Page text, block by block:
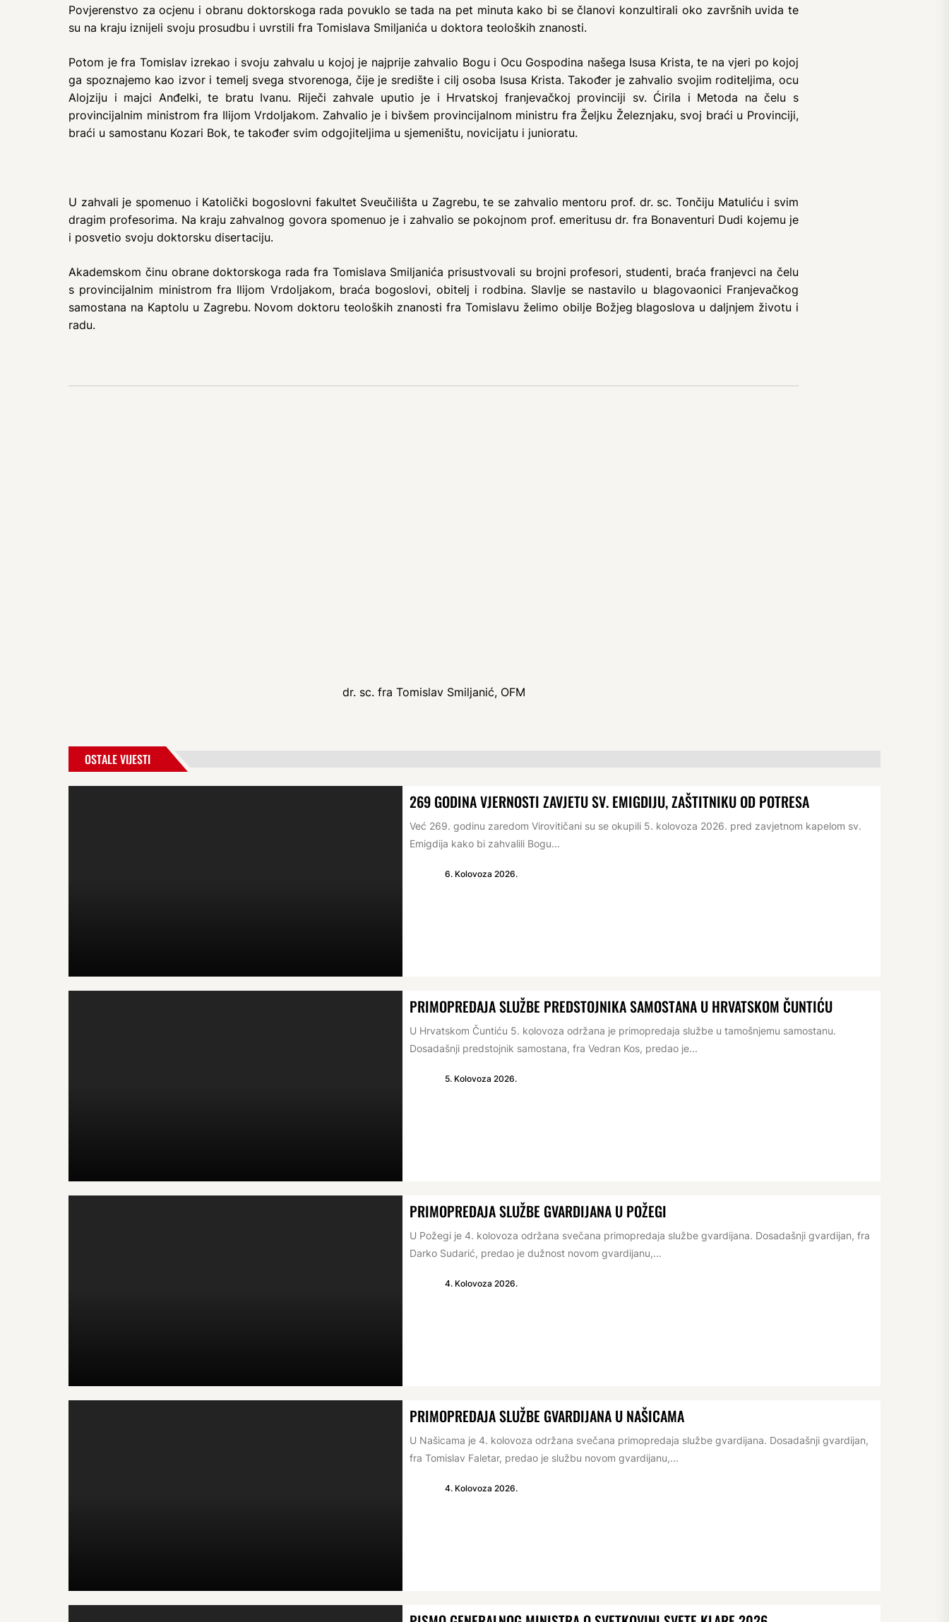
Povjerenstvo za ocjenu i obranu doktorskoga rada povuklo se tada na pet minuta kako bi se članovi konzultirali oko završnih uvida te
su na kraju iznijeli svoju prosudbu i uvrstili fra Tomislava Smiljanića u doktora teoloških znanosti.
Potom je fra Tomislav izrekao i svoju zahvalu u kojoj je najprije zahvalio Bogu i Ocu Gospodina našega Isusa Krista, te na vjeri po kojoj
ga spoznajemo kao izvor i temelj svega stvorenoga, čije je središte i cilj osoba Isusa Krista. Također je zahvalio svojim roditeljima, ocu
Alojziju i majci Anđelki, te bratu Ivanu. Riječi zahvale uputio je i Hrvatskoj franjevačkoj provinciji sv. Ćirila i Metoda na čelu s
provincijalnim ministrom fra Ilijom Vrdoljakom. Zahvalio je i bivšem provincijalnom ministru fra Željku Železnjaku, svoj braći u Provinciji,
braći u samostanu Kozari Bok, te također svim odgojiteljima u sjemeništu, novicijatu i junioratu.
U zahvali je spomenuo i Katolički bogoslovni fakultet Sveučilišta u Zagrebu, te se zahvalio mentoru prof. dr. sc. Tončiju Matuliću i svim
dragim profesorima. Na kraju zahvalnog govora spomenuo je i zahvalio se pokojnom prof. emeritusu dr. fra Bonaventuri Dudi kojemu je
i posvetio svoju doktorsku disertaciju.
Akademskom činu obrane doktorskoga rada fra Tomislava Smiljanića prisustvovali su brojni profesori, studenti, braća franjevci na čelu
s provincijalnim ministrom fra Ilijom Vrdoljakom, braća bogoslovi, obitelj i rodbina. Slavlje se nastavilo u blagovaonici Franjevačkog
samostana na Kaptolu u Zagrebu. Novom doktoru teoloških znanosti fra Tomislavu želimo obilje Božjeg blagoslova u daljnjem životu i
radu.
dr. sc. fra Tomislav Smiljanić, OFM
OSTALE VIJESTI
269 GODINA VJERNOSTI ZAVJETU SV. EMIGDIJU, ZAŠTITNIKU OD POTRESA
Već 269. godinu zaredom Virovitičani su se okupili 5. kolovoza 2026. pred zavjetnom kapelom sv.
Emigdija kako bi zahvalili Bogu...
6. Kolovoza 2026.
PRIMOPREDAJA SLUŽBE PREDSTOJNIKA SAMOSTANA U HRVATSKOM ČUNTIĆU
U Hrvatskom Čuntiću 5. kolovoza održana je primopredaja službe u tamošnjemu samostanu.
Dosadašnji predstojnik samostana, fra Vedran Kos, predao je...
5. Kolovoza 2026.
PRIMOPREDAJA SLUŽBE GVARDIJANA U POŽEGI
U Požegi je 4. kolovoza održana svečana primopredaja službe gvardijana. Dosadašnji gvardijan, fra
Darko Sudarić, predao je dužnost novom gvardijanu,...
4. Kolovoza 2026.
PRIMOPREDAJA SLUŽBE GVARDIJANA U NAŠICAMA
U Našicama je 4. kolovoza održana svečana primopredaja službe gvardijana. Dosadašnji gvardijan,
fra Tomislav Faletar, predao je službu novom gvardijanu,...
4. Kolovoza 2026.